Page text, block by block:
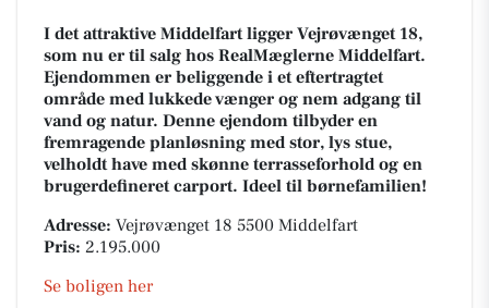
I det attraktive Middelfart ligger Vejrøvænget 18,
som nu er til salg hos RealMæglerne Middelfart.
Ejendommen er beliggende i et eftertragtet
område med lukkede vænger og nem adgang til
vand og natur. Denne ejendom tilbyder en
fremragende planløsning med stor, lys stue,
velholdt have med skønne terrasseforhold og en
brugerdefineret carport. Ideel til børnefamilien!
Adresse: Vejrøvænget 18 5500 Middelfart
Pris: 2.195.000
Se boligen her